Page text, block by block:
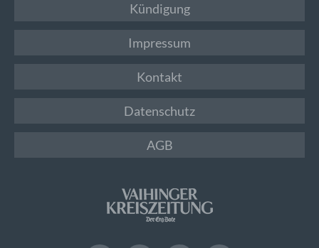
Kündigung
Impressum
Kontakt
Datenschutz
AGB